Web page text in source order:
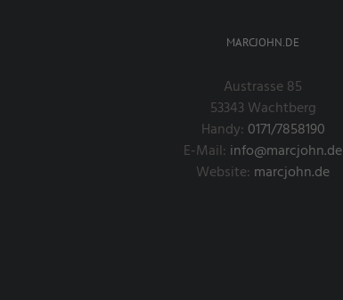
MARCJOHN.DE
Austrasse 85
53343 Wachtberg
Handy: 0171/7858190
E-Mail: info@marcjohn.de
Website: marcjohn.de